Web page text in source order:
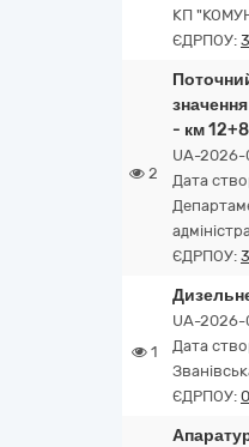
КП
ЄДРПОУ:
2
- км
UA-
Дата
ЄДРПОУ:
1
UA-
Дата
ЄДРПОУ: